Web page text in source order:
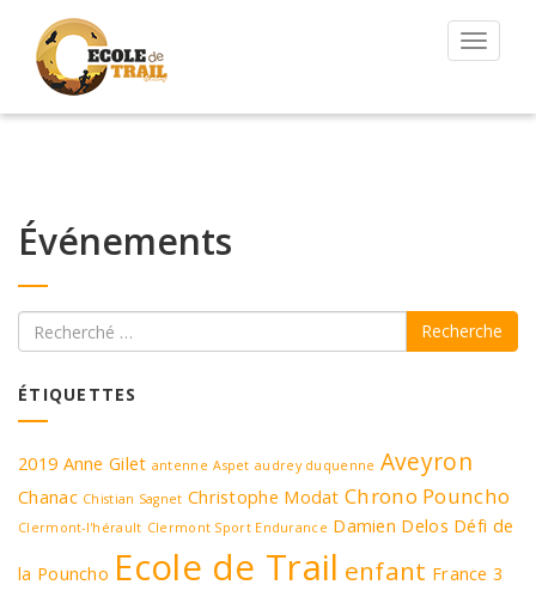
Événements
Recherche
ÉTIQUETTES
2019 Anne Gilet antenne Aspet audrey duquenne Aveyron
Chanac Chistian Sagnet Christophe Modat Chrono Pouncho
Clermont-l'hérault Clermont Sport Endurance Damien Delos Défi de
la Pouncho Ecole de Trail enfant France 3